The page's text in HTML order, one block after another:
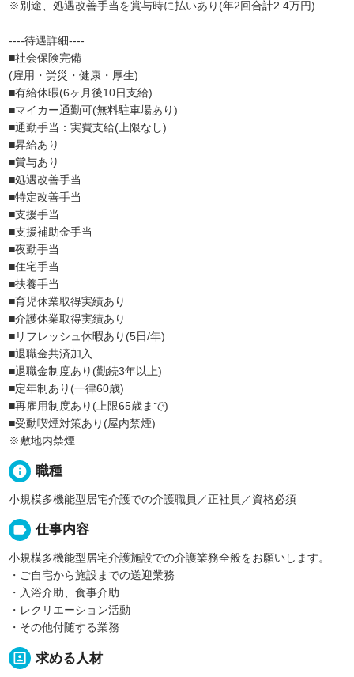
※別途、処遇改善手当を賞与時に払いあり(年2回合計2.4万円)
----待遇詳細----
■社会保険完備
(雇用・労災・健康・厚生)
■有給休暇(6ヶ月後10日支給)
■マイカー通勤可(無料駐車場あり)
■通勤手当：実費支給(上限なし)
■昇給あり
■賞与あり
■処遇改善手当
■特定改善手当
■支援手当
■支援補助金手当
■夜勤手当
■住宅手当
■扶養手当
■育児休業取得実績あり
■介護休業取得実績あり
■リフレッシュ休暇あり(5日/年)
■退職金共済加入
■退職金制度あり(勤続3年以上)
■定年制あり(一律60歳)
■再雇用制度あり(上限65歳まで)
■受動喫煙対策あり(屋内禁煙)
※敷地内禁煙
info 職種
小規模多機能型居宅介護での介護職員／正社員／資格必須
label 仕事内容
小規模多機能型居宅介護施設での介護業務全般をお願いします。
・ご自宅から施設までの送迎業務
・入浴介助、食事介助
・レクリエーション活動
・その他付随する業務
portrait 求める人材